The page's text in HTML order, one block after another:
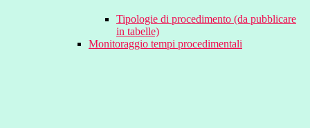
Tipologie di procedimento (da pubblicare
in tabelle)
Monitoraggio tempi procedimentali